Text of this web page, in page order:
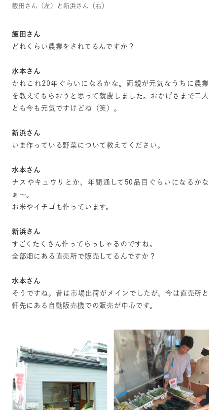
飯田さん（左）と新浜さん（右）
飯田さん
どれくらい農業をされてるんですか？
水本さん
かれこれ20年ぐらいになるかな。両親が元気なうちに農業
を教えてもらおうと思って就農しました。おかげさまで二人
とも今も元気ですけどね（笑）。
新浜さん
いま作っている野菜について教えてください。
水本さん
ナスやキュウリとか、年間通して50品目ぐらいになるかな
ぁ～。
お米やイチゴも作っています。
新浜さん
すごくたくさん作ってらっしゃるのですね。
全部畑にある直売所で販売してるんですか？
水本さん
そうですね。昔は市場出荷がメインでしたが、今は直売所と
軒先にある自動販売機での販売が中心です。